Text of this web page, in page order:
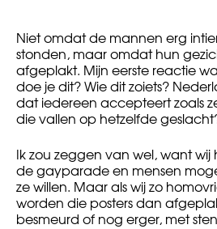
Niet omdat de mannen erg
stonden, maar omdat hun
afgeplakt. Mijn eerste reactie
doe je dit? Wie dit zoiets?
dat iedereen accepteert zoals
die vallen op hetzelfde
Ik zou zeggen van wel, want
de gayparade en mensen
ze willen. Maar als wij zo
worden die posters dan
besmeurd of nog erger, met